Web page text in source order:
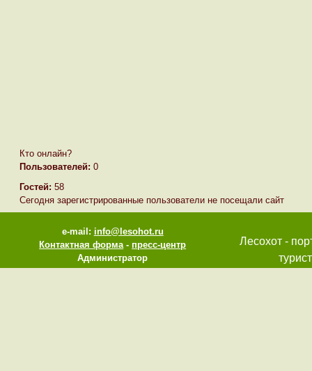
Кто онлайн?
Пользователей: 0
Гостей: 58
Сегодня зарегистрированные пользователи не посещали сайт
e-mail: info@lesohot.ru
Контактная форма-пресс-центр
Администратор
Лесохот -